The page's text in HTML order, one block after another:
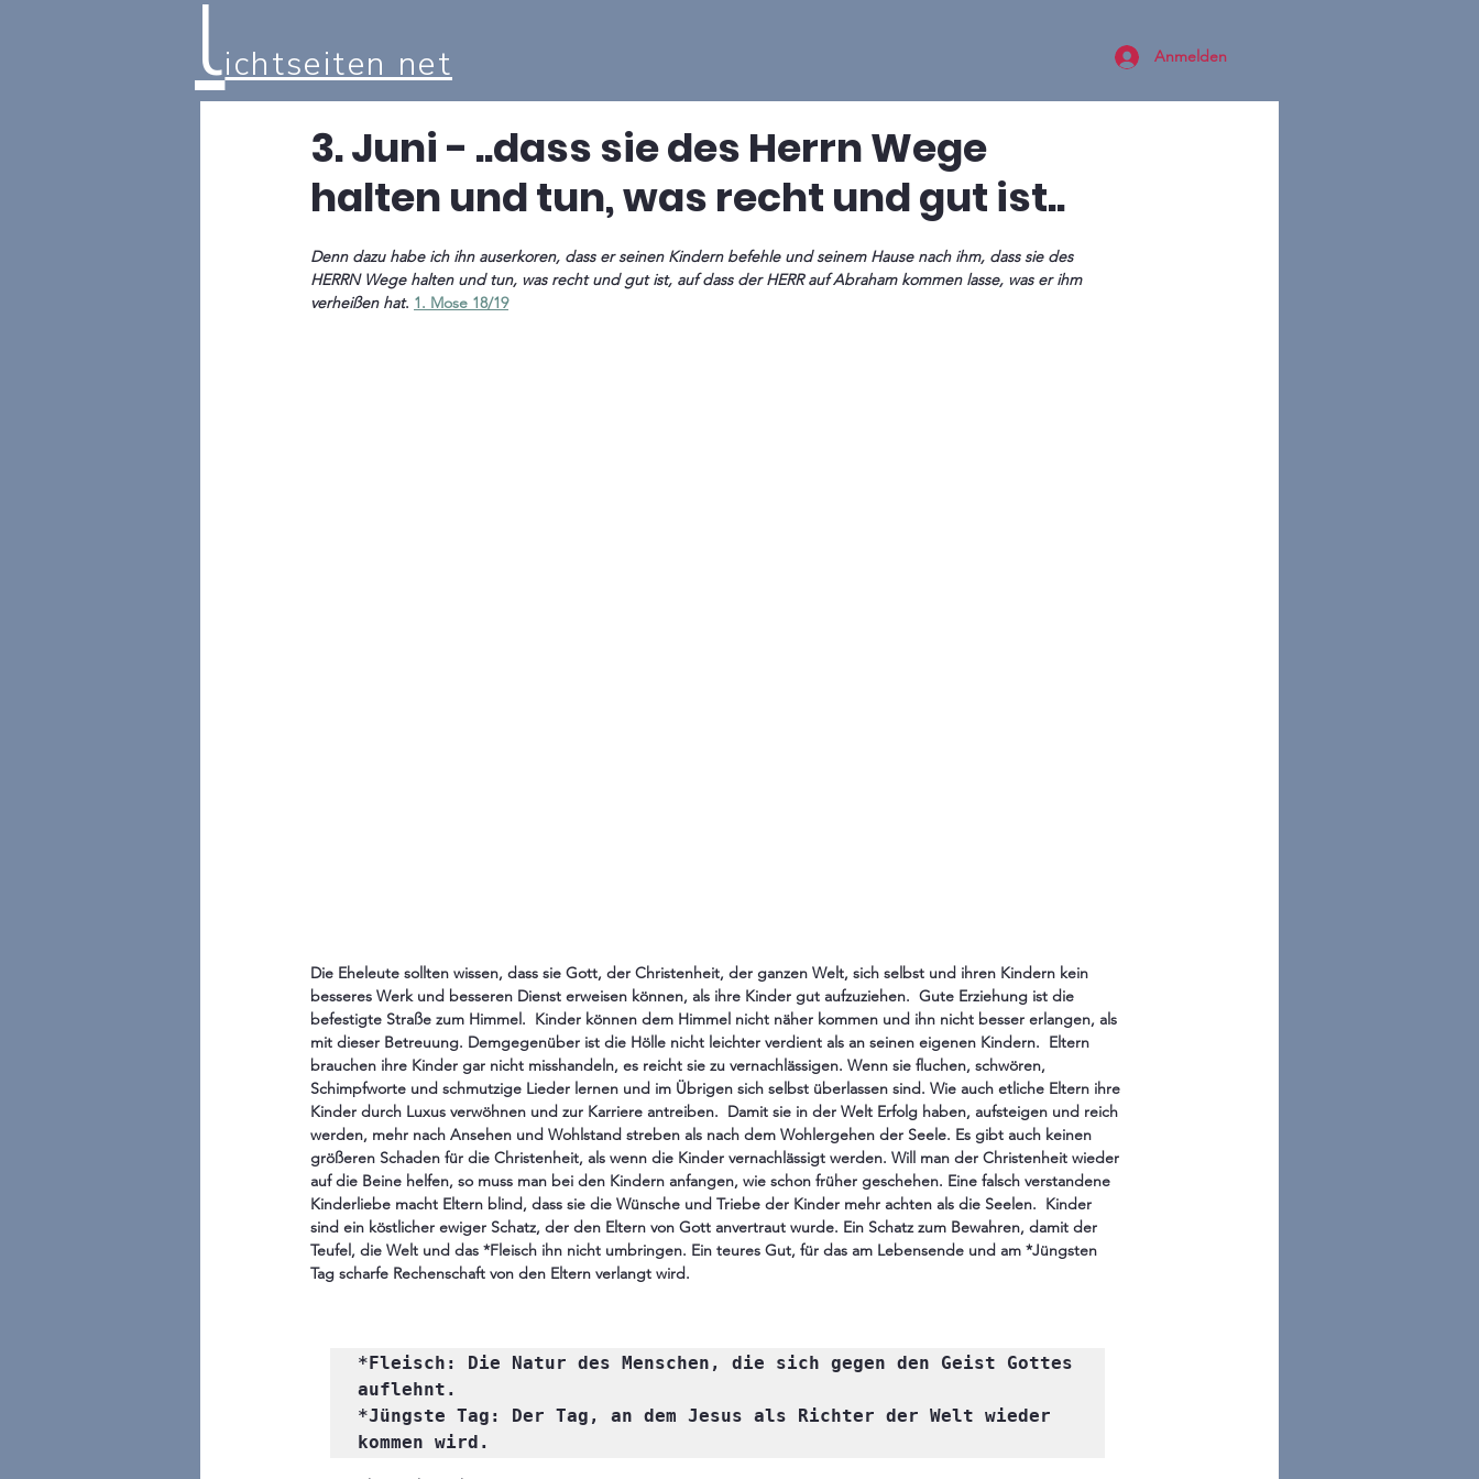
lichtseiten net Anmelden
3. Juni - ..dass sie des Herrn Wege
halten und tun, was recht und gut ist..
Denn dazu habe ich ihn auserkoren, dass er seinen Kindern befehle und seinem Hause nach ihm, dass sie des
HERRN Wege halten und tun, was recht und gut ist, auf dass der HERR auf Abraham kommen lasse, was er ihm
verheißen hat. 1. Mose 18/19
Die Eheleute sollten wissen, dass sie Gott, der Christenheit, der ganzen Welt, sich selbst und ihren Kindern kein
besseres Werk und besseren Dienst erweisen können, als ihre Kinder gut aufzuziehen.  Gute Erziehung ist die
befestigte Straße zum Himmel.  Kinder können dem Himmel nicht näher kommen und ihn nicht besser erlangen, als
mit dieser Betreuung. Demgegenüber ist die Hölle nicht leichter verdient als an seinen eigenen Kindern.  Eltern
brauchen ihre Kinder gar nicht misshandeln, es reicht sie zu vernachlässigen. Wenn sie fluchen, schwören,
Schimpfworte und schmutzige Lieder lernen und im Übrigen sich selbst überlassen sind. Wie auch etliche Eltern ihre
Kinder durch Luxus verwöhnen und zur Karriere antreiben.  Damit sie in der Welt Erfolg haben, aufsteigen und reich
werden, mehr nach Ansehen und Wohlstand streben als nach dem Wohlergehen der Seele. Es gibt auch keinen
größeren Schaden für die Christenheit, als wenn die Kinder vernachlässigt werden. Will man der Christenheit wieder
auf die Beine helfen, so muss man bei den Kindern anfangen, wie schon früher geschehen. Eine falsch verstandene
Kinderliebe macht Eltern blind, dass sie die Wünsche und Triebe der Kinder mehr achten als die Seelen.  Kinder
sind ein köstlicher ewiger Schatz, der den Eltern von Gott anvertraut wurde. Ein Schatz zum Bewahren, damit der
Teufel, die Welt und das *Fleisch ihn nicht umbringen. Ein teures Gut, für das am Lebensende und am *Jüngsten
Tag scharfe Rechenschaft von den Eltern verlangt wird.
*Fleisch: Die Natur des Menschen, die sich gegen den Geist Gottes
auflehnt.
*Jüngste Tag: Der Tag, an dem Jesus als Richter der Welt wieder
kommen wird.